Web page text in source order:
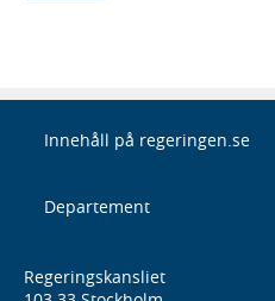
Innehåll på regeringen.se
Departement
Regeringskansliet